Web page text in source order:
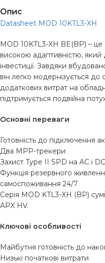
Опис
Datasheet MOD 10KTL3-XH
MOD 10KTL3-XH BE(BP) –
високою адаптивністю, який
інвестиції. Завдяки
він легко модернізується
додаткових витрат на
підтримується подвійна
Основні переваги
Готовність до підключення
Два MPP-трекери
Захист Type II SPD на AC і
Функція резервного
самоспоживання 24/7
Серія MOD KTL3-XH (BP)
APX HV.
Ключові особливості
Майбутня готовність до
Низькі початкові витрати